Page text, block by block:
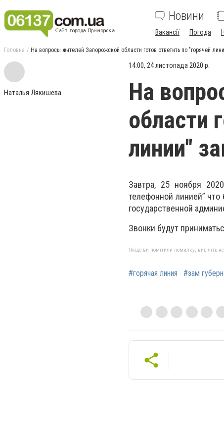
Новини
Вакансії Погода
Головна На вопросы жителей Запорожской области готов ответить по "горячей
Наталья Лякишева
14:00, 24 листопада 2020 р.
На
области
линии"
Завтра, 25 ноября
телефонной линией”
государственной
Звонки будут
Якщо ви помітили помилку, виділіть
#горячая линия #зам